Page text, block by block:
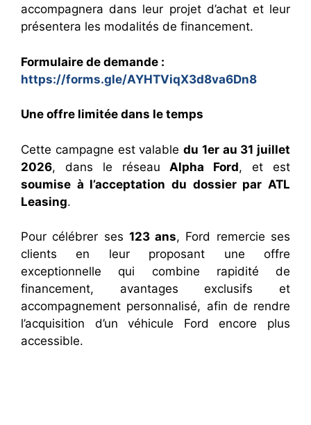
accompagnera dans leur projet d’achat et leur
présentera les modalités de financement.
Formulaire de demande :
https://forms.gle/AYHTViqX3d8va6Dn8
Une offre limitée dans le temps
Cette campagne est valable du 1er au 31 juillet
2026, dans le réseauAlpha Ford, et est
soumise à l’acceptation du dossier par ATL
Leasing.
Pour célébrer ses 123 ans, Ford remercie ses
clients en leur proposant une offre
exceptionnelle qui combine rapidité de
financement, avantages exclusifs et
accompagnement personnalisé, afin de rendre
l’acquisition d’un véhicule Ford encore plus
accessible.